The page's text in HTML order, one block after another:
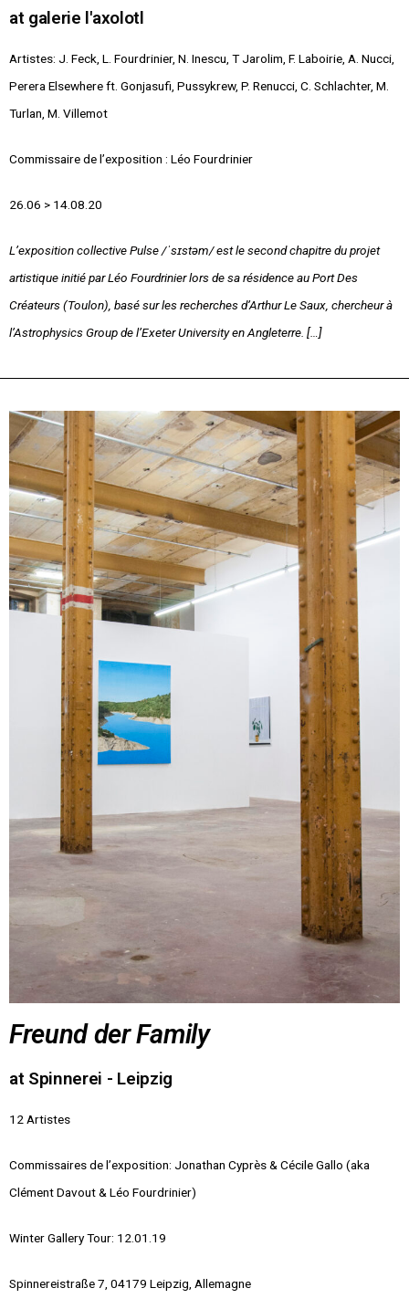
at galerie l'axolotl
Artistes: J. Feck, L. Fourdrinier, N. Inescu, T Jarolim, F. Laboirie, A. Nucci,
Perera Elsewhere ft. Gonjasufi, Pussykrew, P. Renucci, C. Schlachter, M.
Turlan, M. Villemot
Commissaire de l’exposition : Léo Fourdrinier
26.06 > 14.08.20
L’exposition collective Pulse /ˈsɪstəm/ est le second chapitre du projet
artistique initié par Léo Fourdrinier lors de sa résidence au Port Des
Créateurs (Toulon), basé sur les recherches d’Arthur Le Saux, chercheur à
l’Astrophysics Group de l’Exeter University en Angleterre. […]
Freund der Family
at Spinnerei - Leipzig
12 Artistes
Commissaires de l’exposition: Jonathan Cyprès & Cécile Gallo (aka
Clément Davout & Léo Fourdrinier)
Winter Gallery Tour: 12.01.19
Spinnereistraße 7, 04179 Leipzig, Allemagne